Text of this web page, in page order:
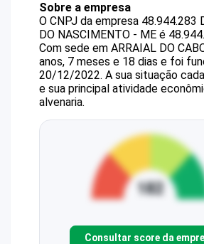
Sobre a empresa
O CNPJ da empresa 48.944.283
DO NASCIMENTO - ME é
Com sede em ARRAIAL DO
anos, 7 meses e 18 dias e foi
20/12/2022. A sua situação
e sua principal atividade
alvenaria.
Consultar score da